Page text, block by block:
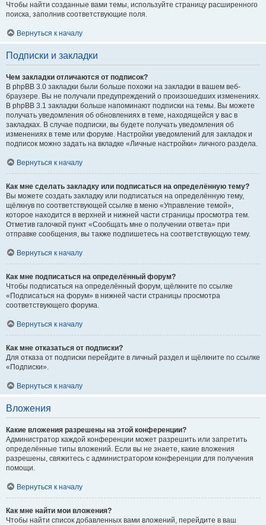
Чтобы найти созданные вами темы, используйте страницу расширенного
поиска, заполнив соответствующие поля.
Вернуться к началу
Подписки и закладки
Чем закладки отличаются от подписок?
В phpBB 3.0 закладки были больше похожи на закладки в вашем веб-
браузере. Вы не получали предупреждений о произошедших изменениях.
В phpBB 3.1 закладки больше напоминают подписки на темы. Вы можете
получать уведомления об обновлениях в теме, находящейся у вас в
закладках. В случае подписки, вы будете получать уведомления об
изменениях в теме или форуме. Настройки уведомлений для закладок и
подписок можно задать на вкладке «Личные настройки» личного раздела.
Вернуться к началу
Как мне сделать закладку или подписаться на определённую тему?
Вы можете создать закладку или подписаться на определённую тему,
щёлкнув по соответствующей ссылке в меню «Управление темой»,
которое находится в верхней и нижней части страницы просмотра тем.
Отметив галочкой пункт «Сообщать мне о получении ответа» при
отправке сообщения, вы также подпишетесь на соответствующую тему.
Вернуться к началу
Как мне подписаться на определённый форум?
Чтобы подписаться на определённый форум, щёлкните по ссылке
«Подписаться на форум» в нижней части страницы просмотра
соответствующего форума.
Вернуться к началу
Как мне отказаться от подписки?
Для отказа от подписки перейдите в личный раздел и щёлкните по ссылке
«Подписки».
Вернуться к началу
Вложения
Какие вложения разрешены на этой конференции?
Администратор каждой конференции может разрешить или запретить
определённые типы вложений. Если вы не знаете, какие вложения
разрешены, свяжитесь с администратором конференции для получения
помощи.
Вернуться к началу
Как мне найти мои вложения?
Чтобы найти список добавленных вами вложений, перейдите в ваш